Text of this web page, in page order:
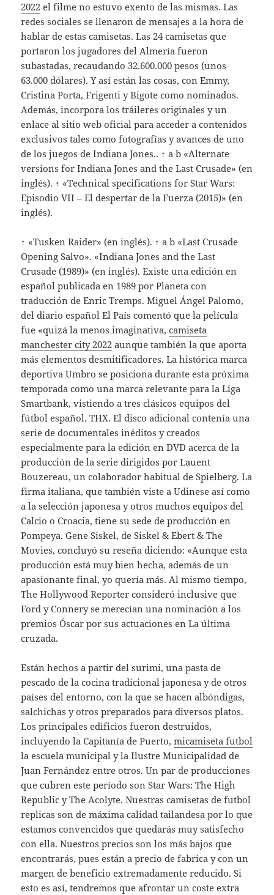
2022 el filme no estuvo exento de las mismas. Las
redes sociales se llenaron de mensajes a la hora de
hablar de estas camisetas. Las 24 camisetas que
portaron los jugadores del Almería fueron
subastadas, recaudando 32.600.000 pesos (unos
63.000 dólares). Y así están las cosas, con Emmy,
Cristina Porta, Frigenti y Bigote como nominados.
Además, incorpora los tráileres originales y un
enlace al sitio web oficial para acceder a contenidos
exclusivos tales como fotografías y avances de uno
de los juegos de Indiana Jones.. ↑ a b «Alternate
versions for Indiana Jones and the Last Crusade» (en
inglés). ↑ «Technical specifications for Star Wars:
Episodio VII – El despertar de la Fuerza (2015)» (en
inglés).
↑ «Tusken Raider» (en inglés). ↑ a b «Last Crusade
Opening Salvo». «Indiana Jones and the Last
Crusade (1989)» (en inglés). Existe una edición en
español publicada en 1989 por Planeta con
traducción de Enric Tremps. Miguel Ángel Palomo,
del diario español El País comentó que la película
fue «quizá la menos imaginativa,camiseta
manchester city 2022 aunque también la que aporta
más elementos desmitificadores. La histórica marca
deportiva Umbro se posiciona durante esta próxima
temporada como una marca relevante para la Liga
Smartbank, vistiendo a tres clásicos equipos del
fútbol español. THX. El disco adicional contenía una
serie de documentales inéditos y creados
especialmente para la edición en DVD acerca de la
producción de la serie dirigidos por Lauent
Bouzereau, un colaborador habitual de Spielberg. La
firma italiana, que también viste a Udinese así como
a la selección japonesa y otros muchos equipos del
Calcio o Croacia, tiene su sede de producción en
Pompeya. Gene Siskel, de Siskel & Ebert & The
Movies, concluyó su reseña diciendo: «Aunque esta
producción está muy bien hecha, además de un
apasionante final, yo quería más. Al mismo tiempo,
The Hollywood Reporter consideró inclusive que
Ford y Connery se merecían una nominación a los
premios Óscar por sus actuaciones en La última
cruzada.
Están hechos a partir del surimi, una pasta de
pescado de la cocina tradicional japonesa y de otros
países del entorno, con la que se hacen albóndigas,
salchichas y otros preparados para diversos platos.
Los principales edificios fueron destruidos,
incluyendo la Capitanía de Puerto,micamiseta futbol
la escuela municipal y la Ilustre Municipalidad de
Juan Fernández entre otros. Un par de producciones
que cubren este período son Star Wars: The High
Republic y The Acolyte. Nuestras camisetas de futbol
replicas son de máxima calidad tailandesa por lo que
estamos convencidos que quedarás muy satisfecho
con ella. Nuestros precios son los más bajos que
encontrarás, pues están a precio de fabrica y con un
margen de beneficio extremadamente reducido. Si
esto es así, tendremos que afrontar un coste extra